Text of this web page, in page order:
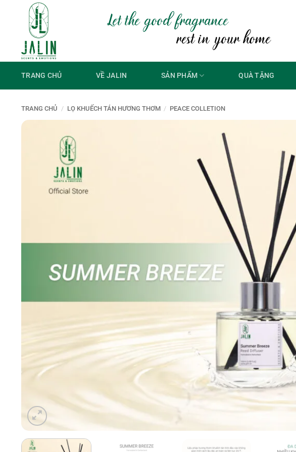
Let the good fragrance
rest in your home
TRANG CHỦ VỀ JALIN SẢN PHẨM QUÀ TẶNG
TRANG CHỦ / LỌ KHUẾCH TÁN HƯƠNG THƠM / PEACE COLLETION